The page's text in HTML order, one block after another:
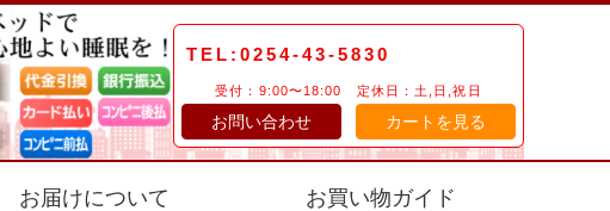
TEL:0254-43-5830
受付：9:00〜18:00 定休日：土,日,祝日
お問い合わせ カートを見る
お届けについて お買い物ガイド